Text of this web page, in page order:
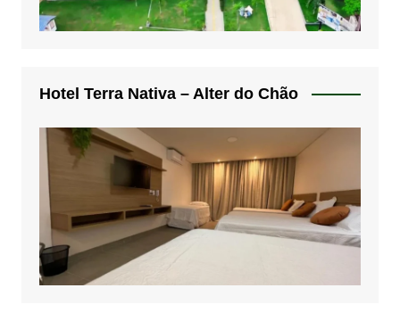
Hotel Terra Nativa – Alter do Chão